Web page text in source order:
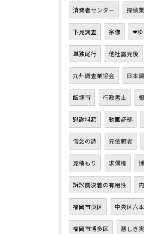
消費者センター 探偵
下見調査 宗像 ❤ゆ
単独尾行 他社露見後
九州調査業協会 日本
飯塚市 行政書士
慰謝料額 動画証拠
信念の詩 元依頼者
見積もり 求償権
訴訟前決着の有用性
福岡市東区 中央区六
福岡市博多区 悪しき